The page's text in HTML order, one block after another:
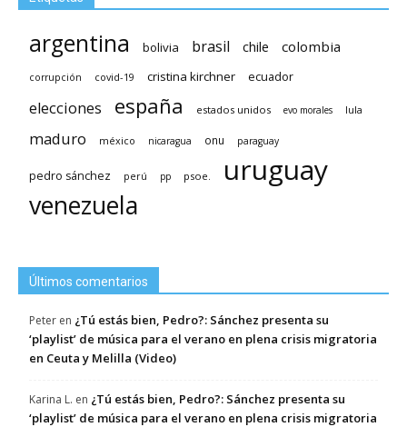
argentina bolivia brasil chile colombia
corrupción covid-19 cristina kirchner ecuador
elecciones españa estados unidos evo morales lula
maduro méxico nicaragua onu paraguay
pedro sánchez perú pp psoe. uruguay
venezuela
Últimos comentarios
Peter en ¿Tú estás bien, Pedro?: Sánchez presenta su
‘playlist’ de música para el verano en plena crisis migratoria
en Ceuta y Melilla (Video)
Karina L. en ¿Tú estás bien, Pedro?: Sánchez presenta su
‘playlist’ de música para el verano en plena crisis migratoria